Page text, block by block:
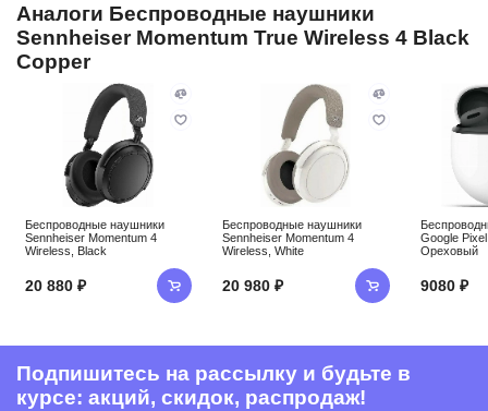
Аналоги Беспроводные наушники
Sennheiser Momentum True Wireless 4 Black
Copper
Беспроводные наушники
Sennheiser Momentum 4
Wireless, Black
20 880 ₽
Беспроводные наушники
Sennheiser Momentum 4
Wireless, White
20 980 ₽
Google
Ореховый
9080 ₽
Подпишитесь на рассылку и будьте в
курсе: акций, скидок, распродаж!